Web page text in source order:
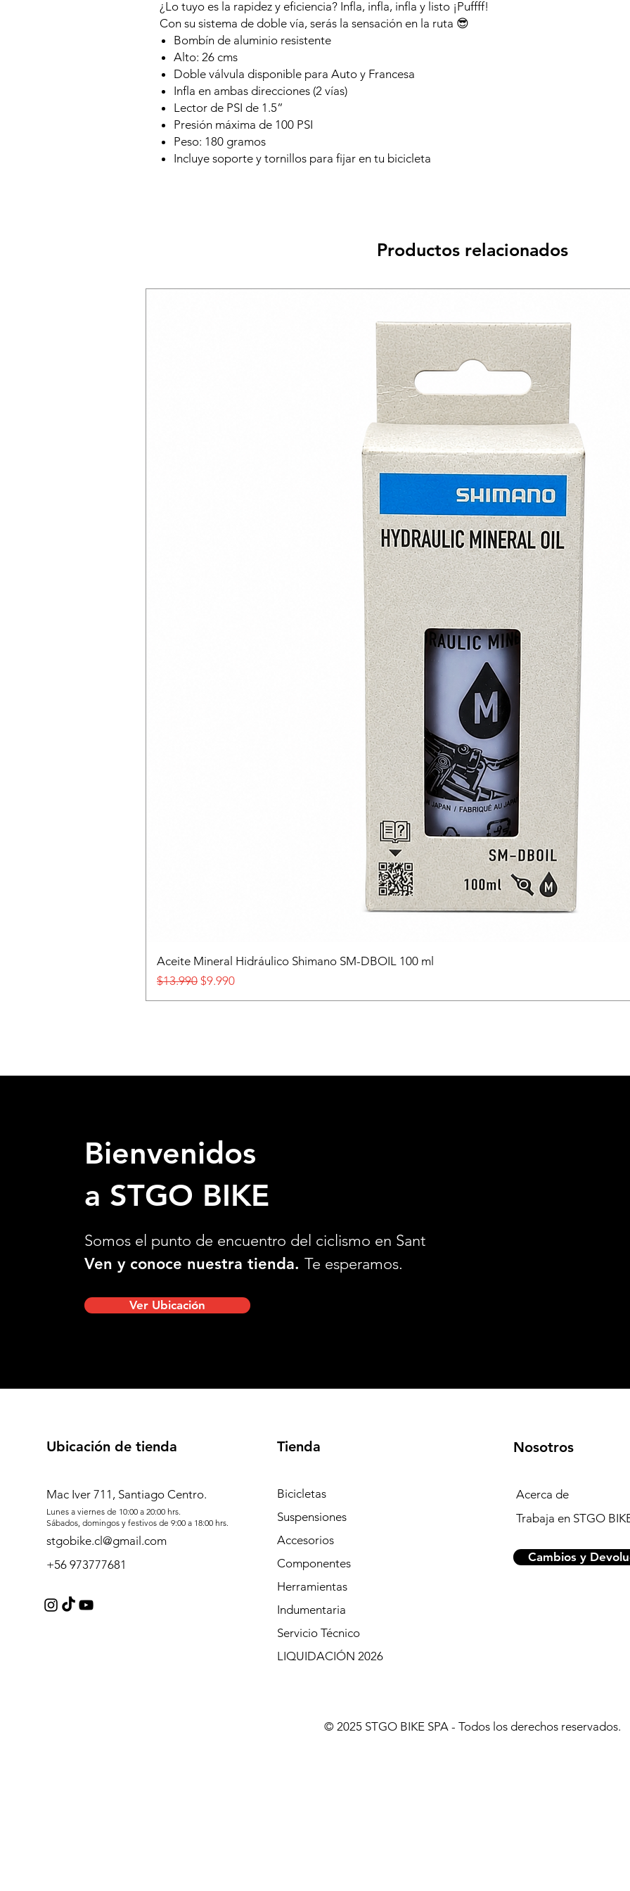
¿Lo tuyo es la rapidez y eficiencia? Infla, infla, infla y listo ¡Puffff!
Con su sistema de doble vía, serás la sensación en la ruta 😎
Bombín de aluminio resistente
Alto: 26 cms
Doble válvula disponible para Auto y Francesa
Infla en ambas direcciones (2 vías)
Lector de PSI de 1.5”
Presión máxima de 100 PSI
Peso: 180 gramos
Incluye soporte y tornillos para fijar en tu bicicleta
Productos relacionados
Aceite Mineral Hidráulico Shimano SM-DBOIL 100 ml
Precio
$13.990 Precio de oferta
$9.990
Bienvenidos
a STGO BIKE
Somos el punto de encuentro del ciclismo en Santiago.
Ven y conoce nuestra tienda. Te esperamos.
Ver Ubicación
Ubicación de tienda
Mac Iver 711, Santiago Centro.
Lunes a viernes de 10:00 a 20:00 hrs.
Sábados, domingos y festivos de 9:00 a 18:00 hrs.
stgobike.cl@gmail.com
+56 973777681
Tienda
Bicicletas
Suspensiones
Accesorios
Componentes
Herramientas
Indumentaria
Servicio Técnico
LIQUIDACIÓN 2026
Nosotros
Acerca de
Trabaja en STGO
Cambios y
© 2025 STGO BIKE SPA - Todos los derechos reservados.